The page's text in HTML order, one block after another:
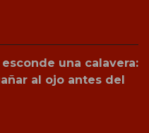
una calavera:
al ojo antes del